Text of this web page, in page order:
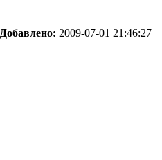
Добавлено: 2009-07-01 21:46:27